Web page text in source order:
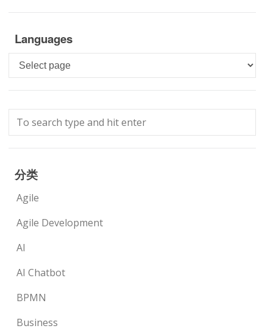
Languages
Languages
分类
Agile
Agile Development
AI
AI Chatbot
BPMN
Business